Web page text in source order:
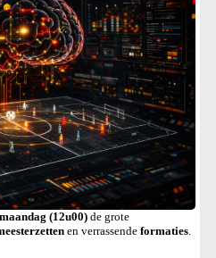
(12u00) de grote
en verrassende formaties.